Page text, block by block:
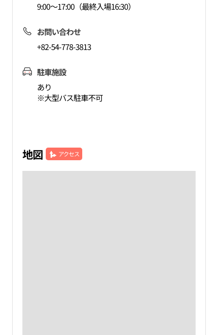
9:00～17:00（最終入場16:30）
お問い合わせ
+82-54-778-3813
駐車施設
あり
※大型バス駐車不可
地図 アクセス